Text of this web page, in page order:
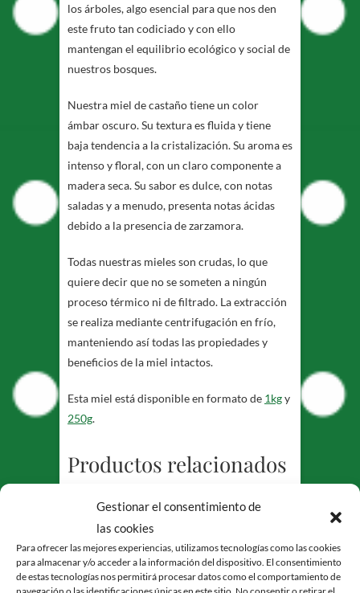
Gestionar el consentimiento de
las cookies
Para ofrecer las mejores experiencias, utilizamos tecnologías como las cookies
para almacenar y/o acceder a la información del dispositivo. El consentimiento
de estas tecnologías nos permitirá procesar datos como el comportamiento de
los árboles, algo esencial para que nos den
este fruto tan codiciado y con ello
mantengan el equilibrio ecológico y social de
nuestros bosques.
Nuestra miel de castaño tiene un color
ámbar oscuro. Su textura es fluida y tiene
baja tendencia a la cristalización. Su aroma es
intenso y floral, con un claro componente a
madera seca. Su sabor es dulce, con notas
saladas y a menudo, presenta notas ácidas
debido a la presencia de zarzamora.
Todas nuestras mieles son crudas, lo que
quiere decir que no se someten a ningún
proceso térmico ni de filtrado. La extracción
se realiza mediante centrifugación en frío,
manteniendo así todas las propiedades y
beneficios de la miel intactos.
Esta miel está disponible en formato de 1kgy
250g.
Productos relacionados